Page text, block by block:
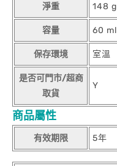
淨重 148 g
容量 60 ml
保存環境 室溫
是否可門市/超商
取貨
Y
商品屬性
有效期限 5年